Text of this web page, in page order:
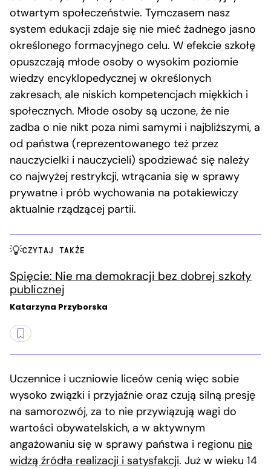
otwartym społeczeństwie. Tymczasem nasz
system edukacji zdaje się nie mieć żadnego jasno
określonego formacyjnego celu. W efekcie szkołę
opuszczają młode osoby o wysokim poziomie
wiedzy encyklopedycznej w określonych
zakresach, ale niskich kompetencjach miękkich i
społecznych. Młode osoby są uczone, że nie
zadba o nie nikt poza nimi samymi i najbliższymi, a
od państwa (reprezentowanego też przez
nauczycielki i nauczycieli) spodziewać się należy
co najwyżej restrykcji, wtrącania się w sprawy
prywatne i prób wychowania na potakiewiczy
aktualnie rządzącej partii.
CZYTAJ TAKŻE
Spięcie: Nie ma demokracji bez dobrej szkoły
publicznej
Katarzyna Przyborska
Uczennice i uczniowie liceów cenią więc sobie
wysoko związki i przyjaźnie oraz czują silną presję
na samorozwój, za to nie przywiązują wagi do
wartości obywatelskich, a w aktywnym
angażowaniu się w sprawy państwa i regionu nie
widzą źródła realizacji i satysfakcji. Już w wieku 14